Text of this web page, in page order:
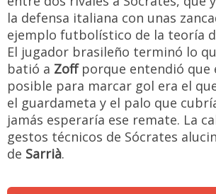
la defensa italiana con unas
ejemplo futbolístico de la teoría
El jugador brasileño terminó lo
batió a Zoffporque entendió que
posible para marcar gol era el
el guardameta y el palo que
jamás esperaría ese remate. La
gestos técnicos de Sócrates
de Sarrià.